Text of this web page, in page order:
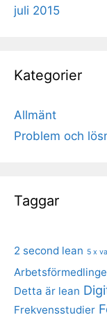
juli 2015
Kategorier
Allmänt
Problem och
Taggar
2 second lean 5 x
Detta är lean
Frekvensstudier